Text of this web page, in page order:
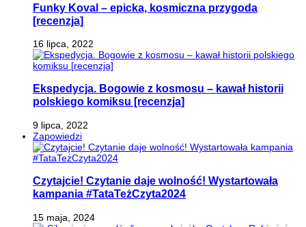
Funky Koval – epicka, kosmiczna przygoda
[recenzja]
16 lipca, 2022
Ekspedycja. Bogowie z kosmosu – kawał historii
polskiego komiksu [recenzja]
9 lipca, 2022
Zapowiedzi
Czytajcie! Czytanie daje wolność! Wystartowała
kampania #TataTeżCzyta2024
15 maja, 2024